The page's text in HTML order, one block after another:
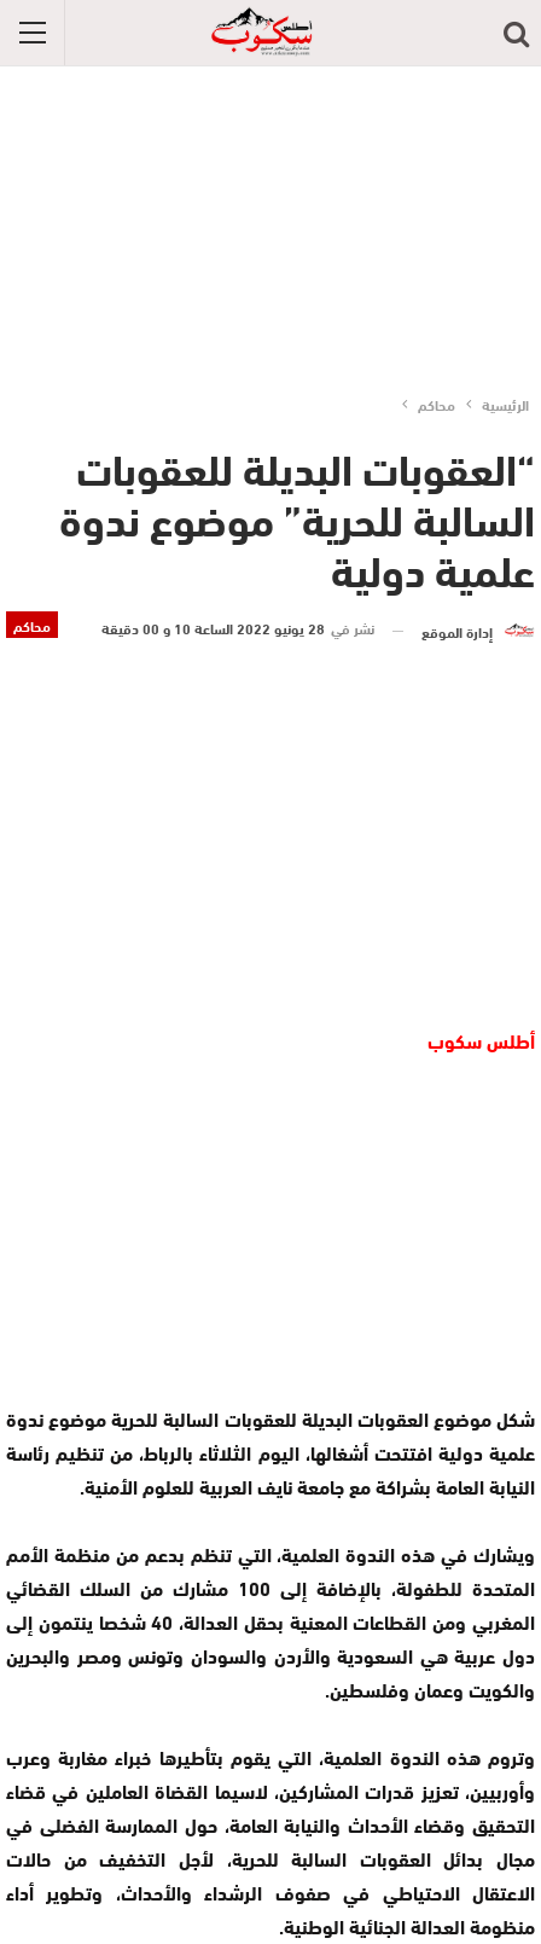
الرئيسية محاكم
“العقوبات البديلة للعقوبات
السالبة للحرية” موضوع ندوة
علمية دولية
محاكم إدارة الموقع نشر في 28 يونيو 2022 الساعة 10 و 00 دقيقة
أطلس سكوب
شكل موضوع العقوبات البديلة للعقوبات السالبة للحرية موضوع ندوة
علمية دولية افتتحت أشغالها، اليوم الثلاثاء بالرباط، من تنظيم رئاسة
النيابة العامة بشراكة مع جامعة نايف العربية للعلوم الأمنية.
ويشارك في هذه الندوة العلمية، التي تنظم بدعم من منظمة الأمم
المتحدة للطفولة، بالإضافة إلى 100 مشارك من السلك القضائي
المغربي ومن القطاعات المعنية بحقل العدالة، 40 شخصا ينتمون إلى
دول عربية هي السعودية والأردن والسودان وتونس ومصر والبحرين
والكويت وعمان وفلسطين.
وتروم هذه الندوة العلمية، التي يقوم بتأطيرها خبراء مغاربة وعرب
وأوربيين، تعزيز قدرات المشاركين، لاسيما القضاة العاملين في قضاء
التحقيق وقضاء الأحداث والنيابة العامة، حول الممارسة الفضلى في
مجال بدائل العقوبات السالبة للحرية، لأجل التخفيف من حالات
الاعتقال الاحتياطي في صفوف الرشداء والأحداث، وتطوير أداء
منظومة العدالة الجنائية الوطنية.